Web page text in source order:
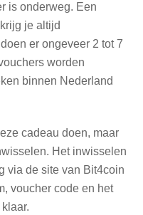
is onderweg. Een
je altijd
er ongeveer 2 tot 7
worden
binnen Nederland
cadeau doen, maar
Het inwisselen
via de site van Bit4coin
voucher code en het